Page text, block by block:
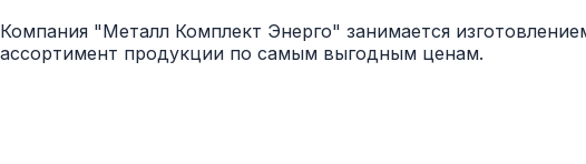
Компания "Металл Комплект Энерго" занимается
ассортимент продукции по самым выгодным ценам.